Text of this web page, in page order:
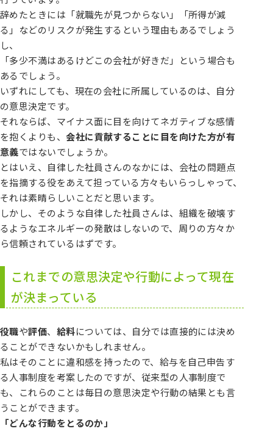
辞めたときには「就職先が見つからない」「所得が減
る」などのリスクが発生するという理由もあるでしょう
し、
「多少不満はあるけどこの会社が好きだ」という場合も
あるでしょう。
いずれにしても、現在の会社に所属しているのは、自分
の意思決定です。
それならば、マイナス面に目を向けてネガティブな感情
を抱くよりも、会社に貢献することに目を向けた方が有
意義ではないでしょうか。
とはいえ、自律した社員さんのなかには、会社の問題点
を指摘する役をあえて担っている方々もいらっしゃって、
それは素晴らしいことだと思います。
しかし、そのような自律した社員さんは、組織を破壊す
るようなエネルギーの発散はしないので、周りの方々か
ら信頼されているはずです。
これまでの意思決定や行動によって現在
が決まっている
役職や評価、 給料については、自分では直接的には決め
ることができないかもしれません。
私はそのことに違和感を持ったので、給与を自己申告す
る人事制度を考案したのですが、従来型の人事制度で
も、これらのことは毎日の意思決定や行動の結果とも言
うことができます。
「どんな行動をとるのか」